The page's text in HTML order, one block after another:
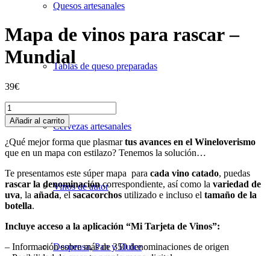
Quesos artesanales
Tablas de queso preparadas
Cervezas artesanales
Vinos de autor
Despensa, Pan y Dulce
Mapa de vinos para rascar –
Mundial
39€
Mapa
de
vinos
para
rascar
Mundial
cantidad
Añadir al carrito
¿Qué mejor forma que plasmartus avances en el Wineloverismo
que en un mapa con estilazo? Tenemos la solución…
Te presentamos este súper mapa para cada vino catado
rascar la denominacióncorrespondiente, así como la variedad de
uva, la añada, el sacacorchos utilizado e incluso el tamaño de la
botella.
Incluye acceso a la aplicación “Mi Tarjeta de Vinos”:
– Información sobre más de 350 denominaciones de origen